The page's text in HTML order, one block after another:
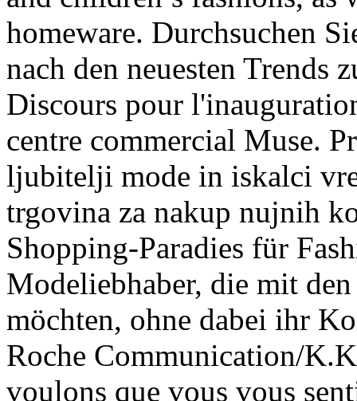
homeware. Durchsuchen
nach den neuesten Trends
Discours pour
centre commercial Muse.
ljubitelji mode in iskalci
trgovina za nakup nujnih
Shopping-Paradies für
Modeliebhaber, die mit
möchten, ohne dabei ihr
Roche Communication/
voulons que vous vous